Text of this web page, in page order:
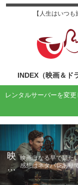
【人生はいつ
INDEX（映画＆ド
レンタルサーバーを変
映
画
の
映画はなる早で観た
感想はネタバレあり
なる方は鑑賞後に読
い。